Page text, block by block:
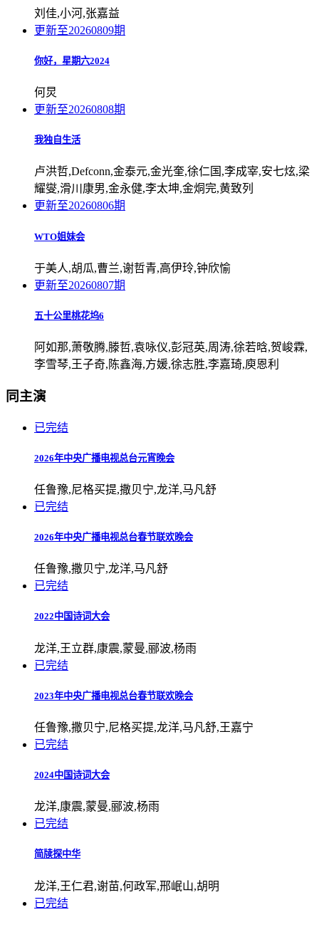
刘佳,小河,张嘉益
更新至20260809期
你好，星期六2024
何炅
更新至20260808期
我独自生活
卢洪哲,Defconn,金泰元,金光奎,徐仁国,李成宰,安七炫,梁
耀燮,滑川康男,金永健,李太坤,金烔完,黄致列
更新至20260806期
WTO姐妹会
于美人,胡瓜,曹兰,谢哲青,高伊玲,钟欣愉
更新至20260807期
五十公里桃花坞6
阿如那,萧敬腾,滕哲,袁咏仪,彭冠英,周涛,徐若晗,贺峻霖,
李雪琴,王子奇,陈鑫海,方媛,徐志胜,李嘉琦,庾恩利
同主演
已完结
2026年中央广播电视总台元宵晚会
任鲁豫,尼格买提,撒贝宁,龙洋,马凡舒
已完结
2026年中央广播电视总台春节联欢晚会
任鲁豫,撒贝宁,龙洋,马凡舒
已完结
2022中国诗词大会
龙洋,王立群,康震,蒙曼,郦波,杨雨
已完结
2023年中央广播电视总台春节联欢晚会
任鲁豫,撒贝宁,尼格买提,龙洋,马凡舒,王嘉宁
已完结
2024中国诗词大会
龙洋,康震,蒙曼,郦波,杨雨
已完结
简牍探中华
龙洋,王仁君,谢苗,何政军,邢岷山,胡明
已完结